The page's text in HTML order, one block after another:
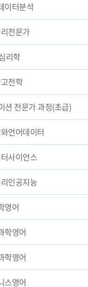
이터분석
전문가
리학
전학
션 전문가 과정(초급)
언어데이터
사이언스
인공지능
영어
학영어
학영어
스영어